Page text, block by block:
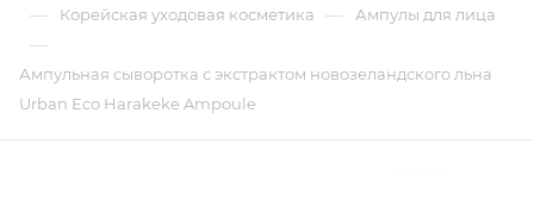
— Корейская уходовая косметика — Ампулы для лица
—
Ампульная сыворотка с экстрактом новозеландского льна
Urban Eco Harakeke Ampoule